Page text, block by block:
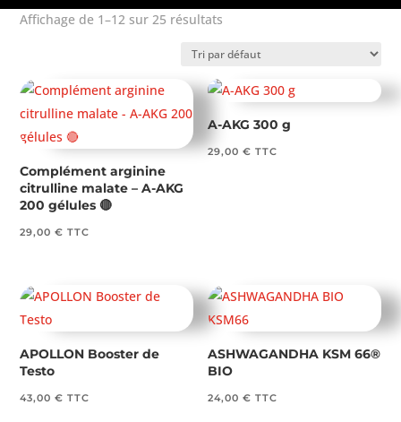
Affichage de 1–12 sur 25 résultats
Complément arginine
citrulline malate – A-AKG
200 gélules 🔴
29,00€ TTC
A-AKG 300 g
29,00€ TTC
APOLLON Booster de
Testo
43,00€ TTC
ASHWAGANDHA KSM 66®
BIO
24,00€ TTC